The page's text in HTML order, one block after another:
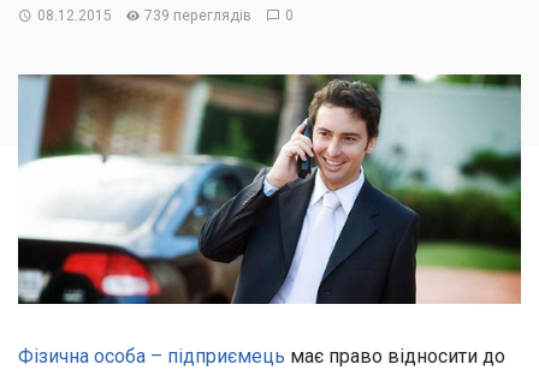
08.12.2015 739 переглядів 0
Фізична особа – підприємець має право відносити до